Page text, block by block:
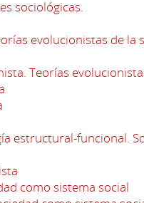
sociológicas.
evolucionistas de la
Teorías
estructural-funcional.
como sistema social